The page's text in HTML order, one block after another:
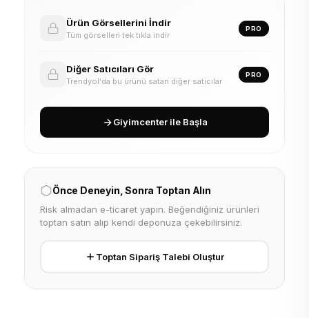
Ürün Görsellerini İndir
Tüm görselleri tek tıkla indir
PRO
Diğer Satıcıları Gör
Trendyol'da bu ürünü satan diğer satıcılar
PRO
Giyimcenter ile Başla
Önce Deneyin, Sonra Toptan Alın
Risk almadan e-ticaret yapın. Beğendiğiniz ürünleri
toptan satın alıp kendi deponuza çekebilirsiniz.
Toptan Sipariş Talebi Oluştur